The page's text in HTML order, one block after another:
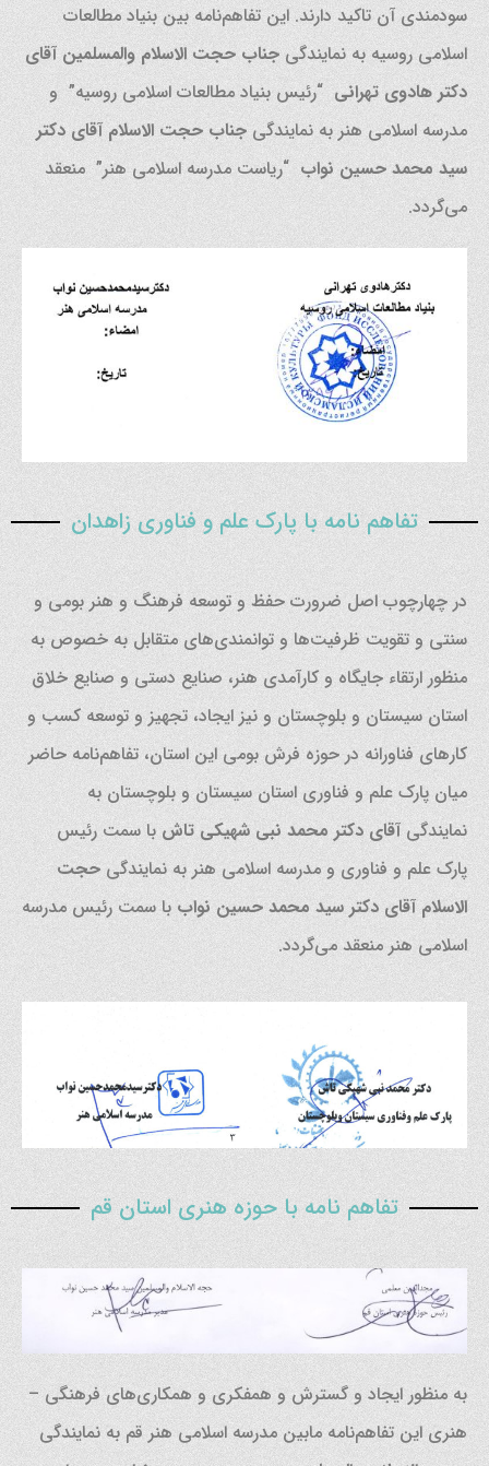
سودمندی آن تاکید دارند. این تفاهم‌نامه بین بنیاد مطالعات
اسلامی روسیه به نمایندگیجناب حجت الاسلام والمسلمین آقای
دکتر هادوی تهرانی “رئیس بنیاد مطالعات اسلامی روسیه” و
مدرسه اسلامی هنر به نمایندگیجناب حجت الاسلام آقای دکتر
سید محمد حسین نواب “ریاست مدرسه اسلامی هنر” منعقد
می‌گردد.
تفاهم نامه با پارک علم و فناوری زاهدان
در چهارچوب اصل ضرورت حفظ و توسعه فرهنگ و هنر بومی و
سنتی و تقویت ظرفیت‌ها و توانمندی‌های متقابل به خصوص به
منظور ارتقاء جایگاه و کارآمدی هنر، صنایع دستی و صنایع خلاق
استان سیستان و بلوچستان و نیز ایجاد، تجهیز و توسعه کسب و
کارهای فناورانه در حوزه فرش بومی این استان، تفاهم‌نامه حاضر
میان پارک علم و فناوری استان سیستان و بلوچستان به
نمایندگیآقای دکتر محمد نبی شهیکی تاش با سمت رئیس
پارک علم و فناوری و مدرسه اسلامی هنر به نمایندگی حجت
الاسلام آقای دکتر سید محمد حسین نواب با سمت رئیس مدرسه
اسلامی هنر منعقد می‌گردد.
تفاهم نامه با حوزه هنری استان قم
به منظور ایجاد و گسترش و همفکری و همکاری‌های فرهنگی –
هنری این تفاهم‌نامه مابین مدرسه اسلامی هنر قم به نمایندگی